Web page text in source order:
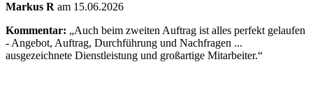
Markus R am 15.06.2026
Kommentar: „Auch beim zweiten Auftrag ist alles perfekt gelaufen
- Angebot, Auftrag, Durchführung und Nachfragen ...
ausgezeichnete Dienstleistung und großartige Mitarbeiter.“